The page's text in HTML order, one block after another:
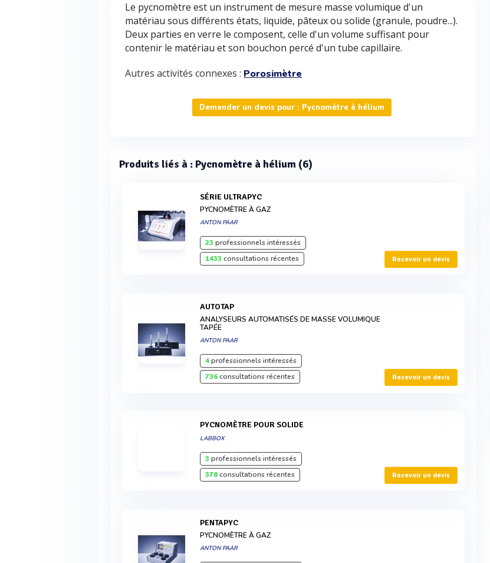
Le pycnomètre est un instrument de mesure masse volumique d'un
matériau sous différents états, liquide, pâteux ou solide (granule, poudre...).
Deux parties en verre le composent, celle d'un volume suffisant pour
contenir le matériau et son bouchon percé d'un tube capillaire.
Autres activités connexes : Porosimètre
Demander un devis pour : Pycnomètre à hélium
Produits liés à : Pycnomètre à hélium (6)
SÉRIE ULTRAPYC
PYCNOMÈTRE À GAZ
ANTON PAAR
23 professionnels intéressés
1433 consultations récentes Recevoir un devis
AUTOTAP
ANALYSEURS AUTOMATISÉS DE MASSE VOLUMIQUE
TAPÉE
ANTON PAAR
4professionnels intéressés
736consultations récentes Recevoir un devis
PYCNOMÈTRE POUR SOLIDE
LABBOX
3 professionnels intéressés
378consultations récentes Recevoir un devis
PENTAPYC
PYCNOMÈTRE À GAZ
ANTON PAAR